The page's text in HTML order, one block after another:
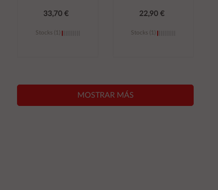
33,70 €
Stocks (1)
22,90 €
Stocks (1)
MOSTRAR MÁS